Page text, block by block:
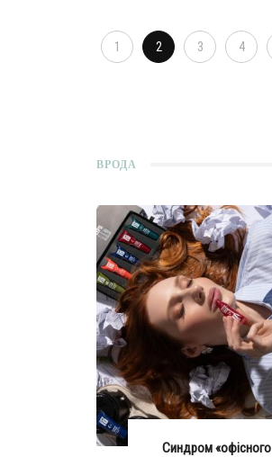
1 2 3 4
ВРОДА
Синдром «офісного